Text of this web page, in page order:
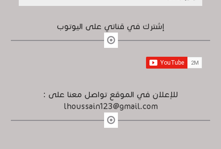
إشترك في قناتي على اليوتوب
للإعلان في الموقع تواصل معنا على :
lhoussain123@gmail.com